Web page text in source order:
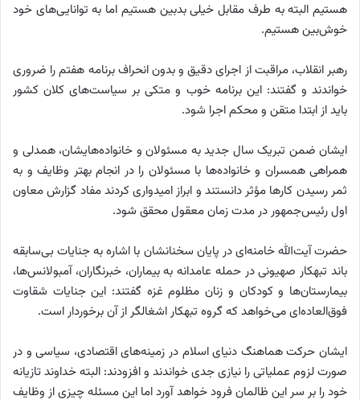
هستیم البته به طرف مقابل خیلی بدبین هستیم اما به توانایی‌های خود
خوش‌بین هستیم.
رهبر انقلاب، مراقبت از اجرای دقیق و بدون انحراف برنامه هفتم را ضروری
خواندند و گفتند: این برنامه خوب و متکی بر سیاست‌های کلان کشور
باید از ابتدا متقن و محکم اجرا شود.
ایشان ضمن تبریک سال جدید به مسئولان و خانواده‌هایشان، همدلی و
همراهی همسران و خانواده‌ها با مسئولان را در انجام بهتر وظایف و به
ثمر رسیدن کارها مؤثر دانستند و ابراز امیدواری کردند مفاد گزارش معاون
اول رئیس‌جمهور در مدت زمان معقول محقق شود.
حضرت آیت‌الله خامنه‌ای در پایان سخنانشان با اشاره به جنایات بی‌سابقه
باند تبهکار صهیونی در حمله عامدانه به بیماران، خبرنگاران، آمبولانس‌ها،
بیمارستان‌ها و کودکان و زنان مظلوم غزه گفتند: این جنایات شقاوت
فوق‌العاده‌ای می‌خواهد که گروه تبهکار اشغالگر از آن برخوردار است.
ایشان حرکت هماهنگ دنیای اسلام در زمینه‌های اقتصادی، سیاسی و در
صورت لزوم عملیاتی را نیازی جدی خواندند و افزودند: البته خداوند تازیانه
خود را بر سر این ظالمان فرود خواهد آورد اما این مسئله چیزی از وظایف